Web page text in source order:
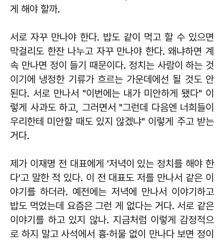
게 해야 할까.
서로 자꾸 만나야 한다. 밥도 같이 먹고 할 수 있으면
막걸리도 한잔 나누고 자꾸 만나야 한다. 왜냐하면 계
속 만나면 정이 들기 때문이다. 정치는 사람이 하는 것
이기에 냉정한 기류가 흐르는 가운데에선 될 것도 안
된다. 서로 만나서 "이번에는 내가 미안하게 됐다" 이
렇게 사과도 하고, 그러면서 "그런데 다음엔 너희들이
우리한테 미안할 때도 있지 않겠냐" 이렇게 주고 받는
거다.
제가 이재명 전 대표에게 '저녁이 있는 정치를 해야 한
다'고 말한 적 있다. 이 전 대표도 저를 만나서 같은 이
야기를 하더라. 예전에는 저녁에 만나서 이야기하고
밥도 먹었는데 요즘은 그런 게 없다는 거다. 서로 같은
이야기를 하고 있지 않나. 지금처럼 이렇게 감정적으
로 하지 말고 사석에서 흉·허물 없이 만나다 보면 정이